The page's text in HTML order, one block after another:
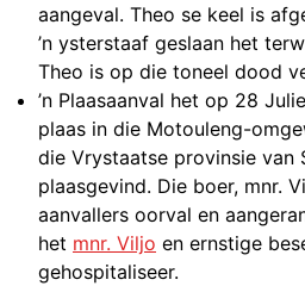
aangeval. Theo se keel is
’n ysterstaaf geslaan het
Theo is op die toneel dood
’n Plaasaanval het op 28
plaas in die Motouleng-
die Vrystaatse provinsie van
plaasgevind. Die boer, mnr.
aanvallers oorval en
het mnr. Viljo en ernstige
gehospitaliseer.